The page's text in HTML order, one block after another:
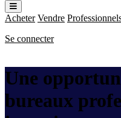
Ouvrir
le
menu
Acheter Vendre
Se connecter
Une
bureaux